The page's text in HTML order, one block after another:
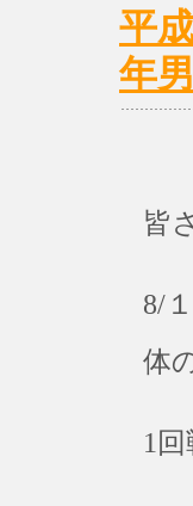
平
年
皆
8/
体
1